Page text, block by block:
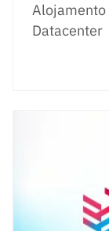
Datacenter